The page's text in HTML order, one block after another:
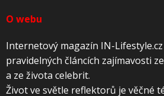
O webu
Internetový magazín IN-
pravidelných článcích zajímavosti
a ze života celebrit.
Život ve světle reflektorů je věčné